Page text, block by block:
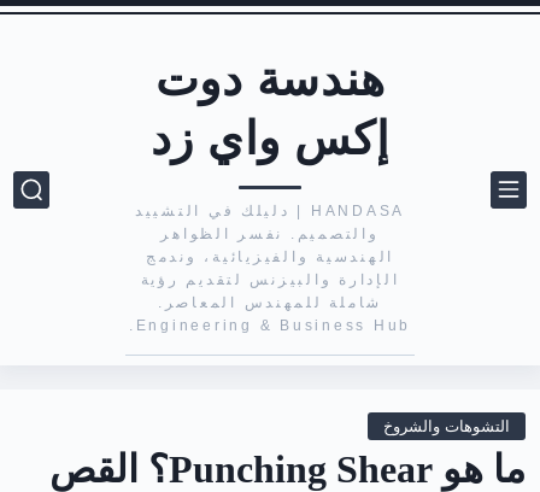
هندسة دوت
إكس واي زد
HANDASA | دليلك في التشييد
والتصميم. نفسر الظواهر
الهندسية والفيزيائية، وندمج
الإدارة والبيزنس لتقديم رؤية
شاملة للمهندس المعاصر.
Engineering & Business Hub.
التشوهات والشروخ
ما هو Punching Shear؟ القص